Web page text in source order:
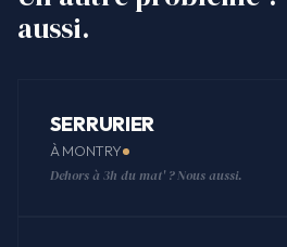
aussi.
SERRURIER
À MONTRY
Dehors à 3h du mat' ? Nous aussi.